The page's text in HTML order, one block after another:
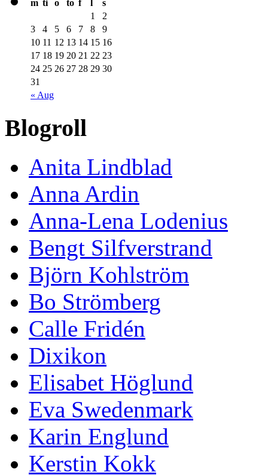
m ti o to f s
« Aug
1
2
3
4 5 6 7 8
9
10 11 12 13 14 15 16
17 18 19 20 21 22 23
24 25 26 27 28 29 30
31
Blogroll
Anita Lindblad
Anna Ardin
Anna-Lena Lodenius
Bengt Silfverstrand
Björn Kohlström
Bo Strömberg
Calle Fridén
Dixikon
Elisabet Höglund
Eva Swedenmark
Karin Englund
Kerstin Kokk